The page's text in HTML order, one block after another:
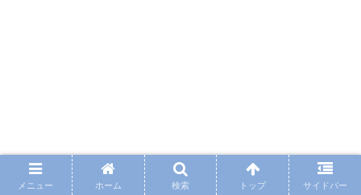
頂チャンネル こずえがやめた理由は？顔
メニュー ホーム 検索 トップ サイドバー